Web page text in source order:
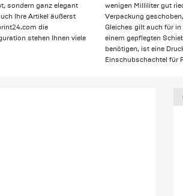
sondern ganz elegant
Ihre Artikel äußerst
die
stehen Ihnen viele
wenigen Milliliter gut
Verpackung
Gleiches gilt auch für
einem gepflegten
benötigen, ist eine
Einschubschachtel für